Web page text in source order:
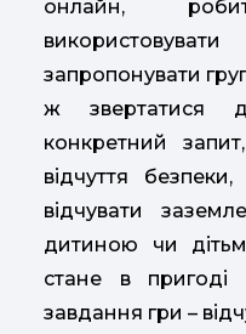
онлайн,
запропонувати
ж звертатися
конкретний
відчуття
відчувати
дитиною чи
стане в пригоді
завдання гри –